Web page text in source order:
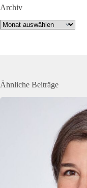
Archiv
Archiv
Ähnliche Beiträge